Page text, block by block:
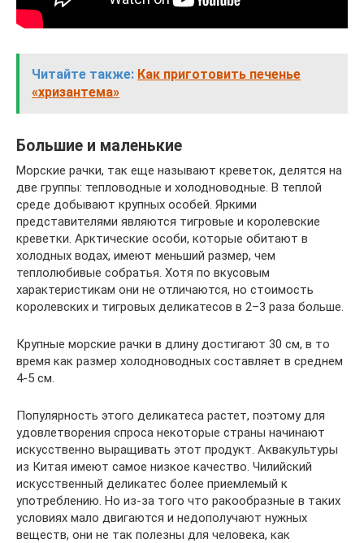
Читайте также: Как приготовить печенье
«хризантема»
Большие и маленькие
Морские рачки, так еще называют креветок, делятся на
две группы: тепловодные и холодноводные. В теплой
среде добывают крупных особей. Яркими
представителями являются тигровые и королевские
креветки. Арктические особи, которые обитают в
холодных водах, имеют меньший размер, чем
теплолюбивые собратья. Хотя по вкусовым
характеристикам они не отличаются, но стоимость
королевских и тигровых деликатесов в 2–3 раза больше.
Крупные морские рачки в длину достигают 30 см, в то
время как размер холодноводных составляет в среднем
4-5 см.
Популярность этого деликатеса растет, поэтому для
удовлетворения спроса некоторые страны начинают
искусственно выращивать этот продукт. Аквакультуры
из Китая имеют самое низкое качество. Чилийский
искусственный деликатес более приемлемый к
употреблению. Но из-за того что ракообразные в таких
условиях мало двигаются и недополучают нужных
веществ, они не так полезны для человека, как